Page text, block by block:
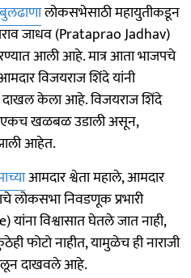
बुलढाणालोकसभेसाठी महायुतीकडून
जाधव (Prataprao Jadhav)
आली आहे. मात्र आता भाजपचे
विजयराज शिंदे यांनी
केला आहे. विजयराज शिंदे
एकच खळबळ उडाली असून,
आहेत.
आमदार श्वेता महाले, आमदार
निवडणूक प्रभारी
विश्वासात घेतले जात नाही,
फोटो नाहीत, यामुळेच ही नाराजी
दाखवले आहे.